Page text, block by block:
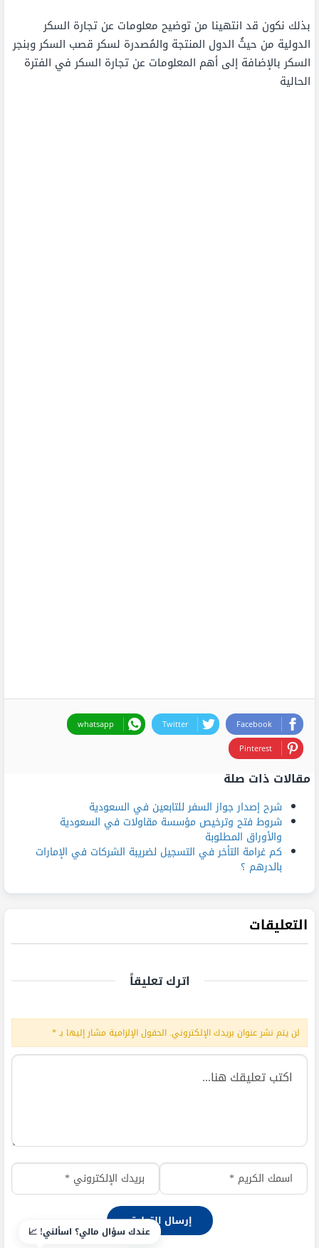
بذلك نكون قد انتهينا من توضيح معلومات عن تجارة السكر
الدولية من حيثُ الدول المنتجة والمُصدرة لسكر قصب السكر وبنجر
السكر بالإضافة إلى أهم المعلومات عن تجارة السكر في الفترة
الحالية
Facebook
Twitter
whatsapp
Pinterest
مقالات ذات صلة
شرح إصدار جواز السفر للتابعين في السعودية
شروط فتح وترخيص مؤسسة مقاولات في السعودية
والأوراق المطلوبة
كم غرامة التأخر في التسجيل لضريبة الشركات في الإمارات
بالدرهم ؟
التعليقات
اترك تعليقاً
لن يتم نشر عنوان بريدك الإلكتروني. الحقول الإلزامية مشار إليها بـ*
عندك سؤال مالي؟ اسألني! 📈